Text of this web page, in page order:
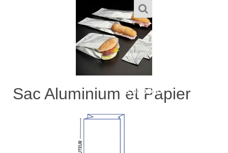
–
8,000TND
Sac Aluminium et Papier